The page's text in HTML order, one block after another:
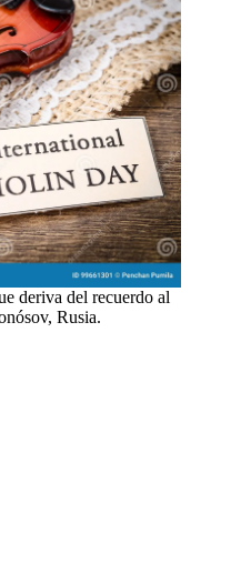
deriva del recuerdo al
Rusia.